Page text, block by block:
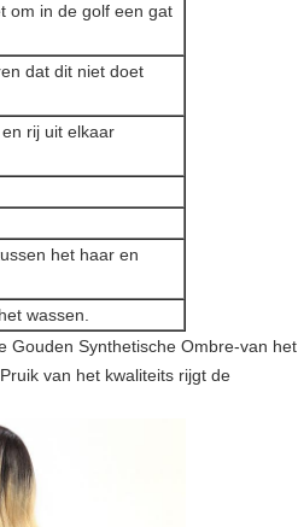
om in de golf een gat
dat dit niet doet
rij uit elkaar
het haar en
wassen.
Gouden Synthetische Ombre-van het
van het kwaliteits rijgt de